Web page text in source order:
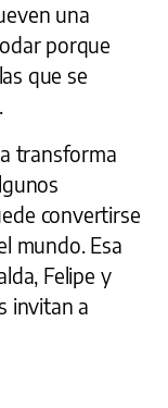
una
porque
que se
transforma
convertirse
mundo. Esa
Felipe y
invitan a